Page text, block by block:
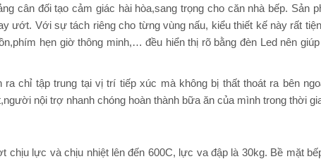
cân đối tạo cảm giác hài hòa,sang trọng cho căn nhà bếp. Sản
Với sự tách riêng cho từng vùng nấu, kiểu thiết kế này rất
hẹn giờ thông minh,… đều hiển thị rõ bằng đèn Led nên
chỉ tập trung tại vị trí tiếp xúc mà không bị thất thoát ra bên
nội trợ nhanh chóng hoàn thành bữa ăn của mình trong thời
lực và chịu nhiệt lên đến 600C, lực va đập là 30kg. Bề mặt